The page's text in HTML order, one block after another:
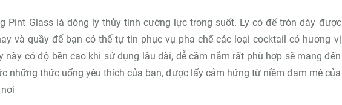
Pint Glass là dòng ly thủy tinh cường lực trong suốt. Ly có đế tròn dày được
và quầy để bạn có thể tự tin phục vụ pha chế các loại cocktail có hương vị
có độ bền cao khi sử dụng lâu dài, dễ cầm nắm rất phù hợp sẽ mang đến
những thức uống yêu thích của bạn, được lấy cảm hứng từ niềm đam mê của